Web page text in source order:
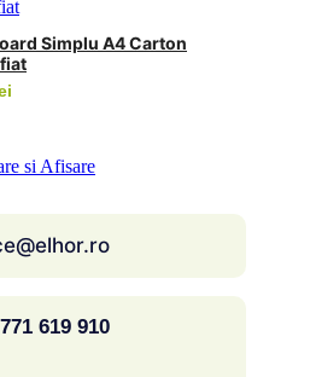
până
Simplu A4 Carton
si Afisare
619 910